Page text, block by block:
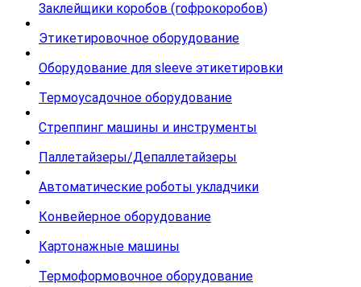
Заклейщики коробов (гофрокоробов)
Этикетировочное оборудование
Оборудование для sleeve этикетировки
Термоусадочное оборудование
Стреппинг машины и инструменты
Паллетайзеры/Депаллетайзеры
Автоматические роботы укладчики
Конвейерное оборудование
Картонажные машины
Термоформовочное оборудование